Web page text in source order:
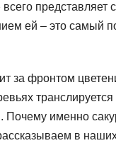
представляет
ей – это самый
за фронтом
именно
в